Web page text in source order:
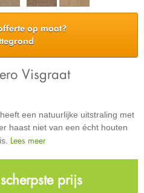
op maat?
Visgraat
een natuurlijke uitstraling met
haast niet van een écht houten
Lees meer
prijs